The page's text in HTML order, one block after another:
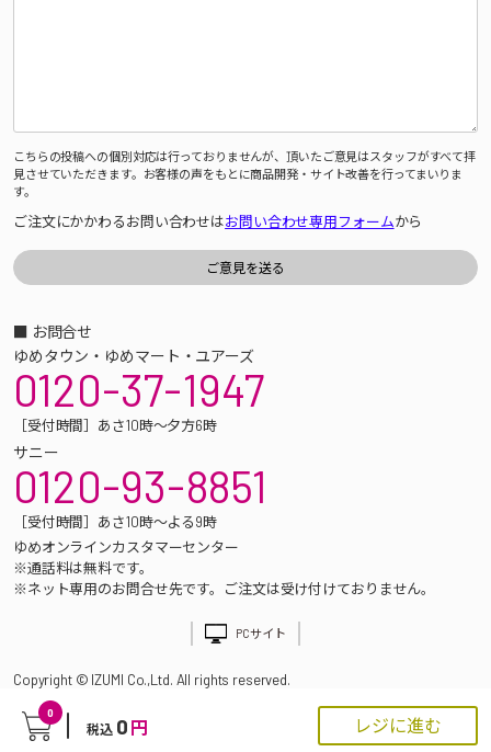
0
税込 0 円 レジに進む
こちらの投稿への個別対応は行っておりませんが、頂いたご意見はスタッフがすべて拝
見させていただきます。お客様の声をもとに商品開発・サイト改善を行ってまいりま
す。
ご注文にかかわるお問い合わせはお問い合わせ専用フォームから
■ お問合せ
ゆめタウン・ゆめマート・ユアーズ
0120-37-1947
［受付時間］あさ10時～夕方6時
サニー
0120-93-8851
［受付時間］あさ10時～よる9時
ゆめオンラインカスタマーセンター
※通話料は無料です。
※ネット専用のお問合せ先です。ご注文は受け付けておりません。
PCサイト
Copyright © IZUMI Co.,Ltd. All rights reserved.